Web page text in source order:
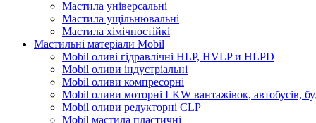
Мастила універсальні
Мастила ущільнювальні
Мастила хімічностійкі
Мастильні матеріали Mobil
Mobil оливі гідравлічні HLP, HVLP и HLPD
Mobil оливи індустріальні
Mobil оливи компресорні
Mobil оливи моторні LKW вантажівок, автобусів,
Mobil оливи редукторні CLP
Mobil мастила пластичні